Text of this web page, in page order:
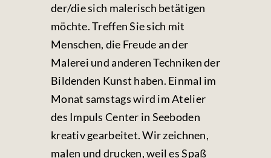
der/die sich malerisch betätigen
möchte. Treffen Sie sich mit
Menschen, die Freude an der
Malerei und anderen Techniken der
Bildenden Kunst haben. Einmal im
Monat samstags wird im Atelier
des Impuls Center in Seeboden
kreativ gearbeitet. Wir zeichnen,
malen und drucken, weil es Spaß